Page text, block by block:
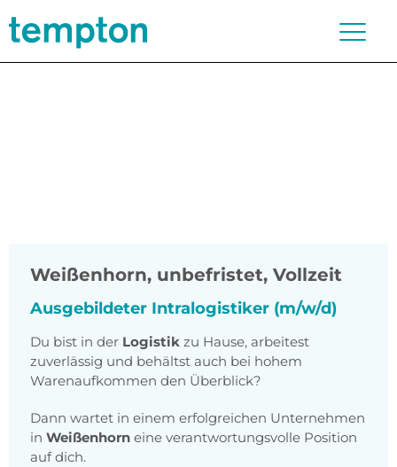
Weißenhorn, unbefristet, Vollzeit
Ausgebildeter Intralogistiker (m/w/d)
Du bist in der Logistik zu Hause, arbeitest
zuverlässig und behältst auch bei hohem
Warenaufkommen den Überblick?
Dann wartet in einem erfolgreichen Unternehmen
in Weißenhorn eine verantwortungsvolle Position
auf dich.